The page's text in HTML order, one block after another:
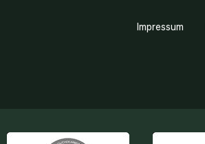
Impressum